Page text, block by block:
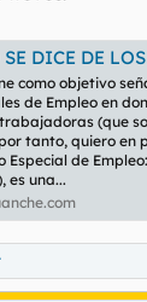
LOS CENTROS
como objetivo
de Empleo en
(que
tanto, quiero en
Especial de
es una...